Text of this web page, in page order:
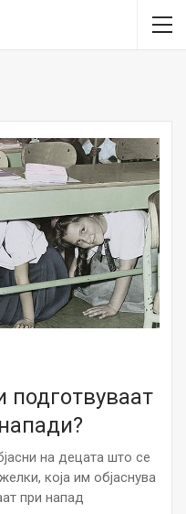
подготвуваат
на децата што се
која им објаснува
при напад